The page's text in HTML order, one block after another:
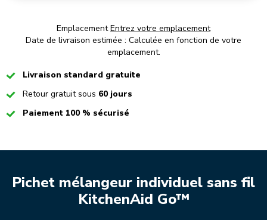
Emplacement Entrez votre emplacement
Date de livraison estimée : Calculée en fonction de votre
emplacement.
CheckedLivraison standard gratuite
CheckedRetour gratuit sous 60 jours
CheckedPaiement 100 % sécurisé
Pichet mélangeur individuel sans fil
KitchenAid Go™